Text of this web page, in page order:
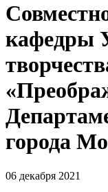
кафедры
города
06 декабря 2021